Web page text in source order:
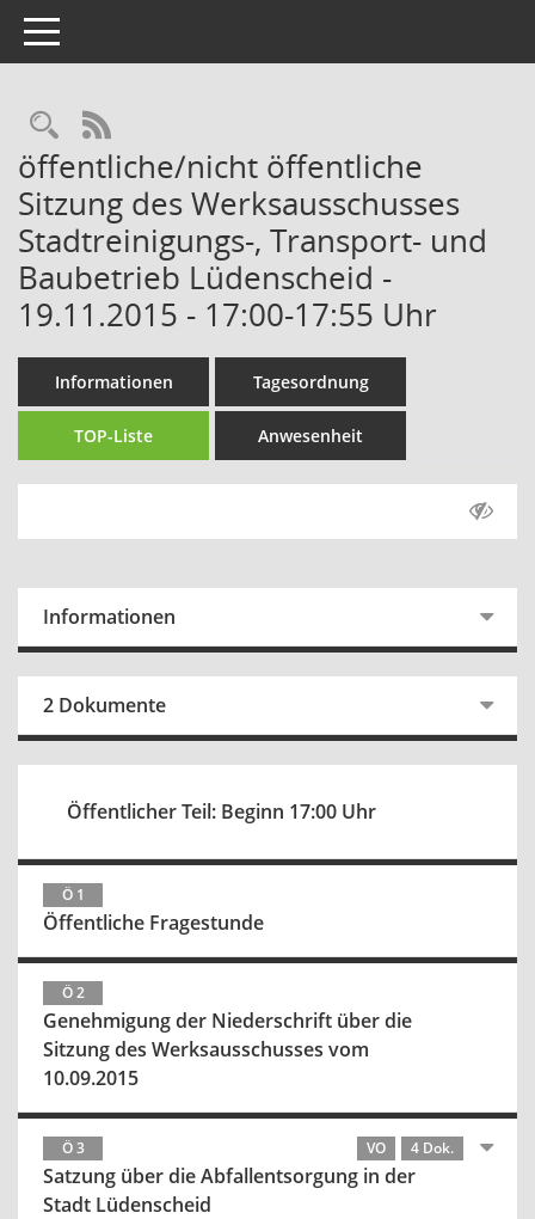
Toggle navigation
Rechercheauswahl
RSS-Feed
öffentliche/nicht öffentliche
Sitzung des Werksausschusses
Stadtreinigungs-, Transport- und
Baubetrieb Lüdenscheid -
19.11.2015 - 17:00-17:55 Uhr
Informationen Tagesordnung
TOP-Liste Anwesenheit
Informationen
2 Dokumente
Öffentlicher Teil: Beginn 17:00 Uhr
Ö 1
Öffentliche Fragestunde
Ö 2
Genehmigung der Niederschrift über die
Sitzung des Werksausschusses vom
10.09.2015
Ö 3 VO 4 Dok.
Satzung über die Abfallentsorgung in der
Stadt Lüdenscheid